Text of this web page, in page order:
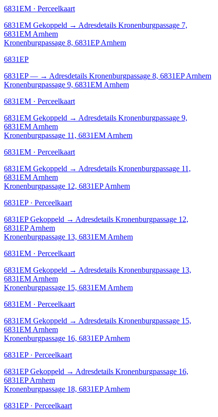
6831EM · Perceelkaart
6831EM Gekoppeld → Adresdetails Kronenburgpassage 7,
6831EM Arnhem
Kronenburgpassage 8, 6831EP Arnhem
6831EP
6831EP — → Adresdetails Kronenburgpassage 8, 6831EP Arnhem
Kronenburgpassage 9, 6831EM Arnhem
6831EM · Perceelkaart
6831EM Gekoppeld → Adresdetails Kronenburgpassage 9,
6831EM Arnhem
Kronenburgpassage 11, 6831EM Arnhem
6831EM · Perceelkaart
6831EM Gekoppeld → Adresdetails Kronenburgpassage 11,
6831EM Arnhem
Kronenburgpassage 12, 6831EP Arnhem
6831EP · Perceelkaart
6831EP Gekoppeld → Adresdetails Kronenburgpassage 12,
6831EP Arnhem
Kronenburgpassage 13, 6831EM Arnhem
6831EM · Perceelkaart
6831EM Gekoppeld → Adresdetails Kronenburgpassage 13,
6831EM Arnhem
Kronenburgpassage 15, 6831EM Arnhem
6831EM · Perceelkaart
6831EM Gekoppeld → Adresdetails Kronenburgpassage 15,
6831EM Arnhem
Kronenburgpassage 16, 6831EP Arnhem
6831EP · Perceelkaart
6831EP Gekoppeld → Adresdetails Kronenburgpassage 16,
6831EP Arnhem
Kronenburgpassage 18, 6831EP Arnhem
6831EP · Perceelkaart